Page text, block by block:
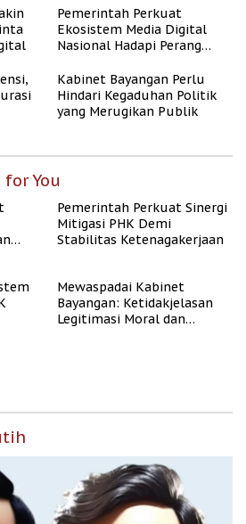
Berpenghasilan Rendah
Pemerintah Perkuat
Ekosistem Media Digital
Nasional Hadapi Perang
Kabinet Bayangan Perlu
Hindari Kegaduhan Politik
yang Merugikan Publik
You
Pemerintah Perkuat Sinergi
Mitigasi PHK Demi
Stabilitas Ketenagakerjaan
Mewaspadai Kabinet
Bayangan: Ketidakjelasan
Legitimasi Moral dan